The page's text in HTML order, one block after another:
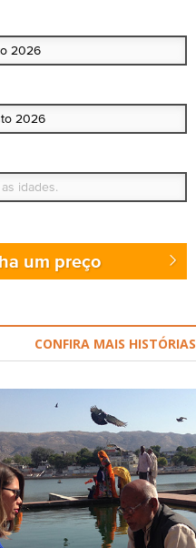
um preço
CONFIRA MAIS HISTÓRIAS